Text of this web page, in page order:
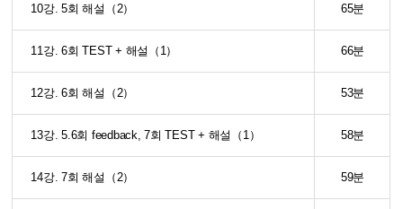
10강. 5회 해설（2） 65분
11강. 6회 TEST + 해설（1） 66분
12강. 6회 해설（2） 53분
13강. 5.6회 feedback, 7회 TEST + 해설（1） 58분
14강. 7회 해설（2） 59분